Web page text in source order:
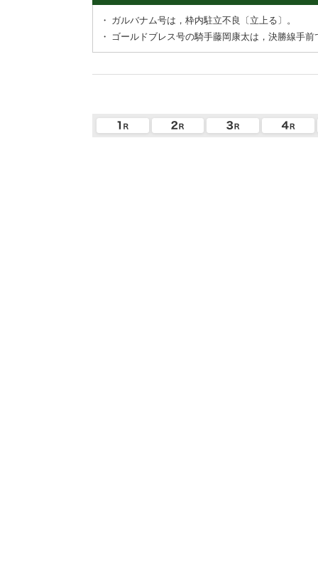
・ ガルバナム号は，枠内駐立不良〔立上る〕。
・
ゴールドブレス号の騎手藤岡康太は，決勝線手